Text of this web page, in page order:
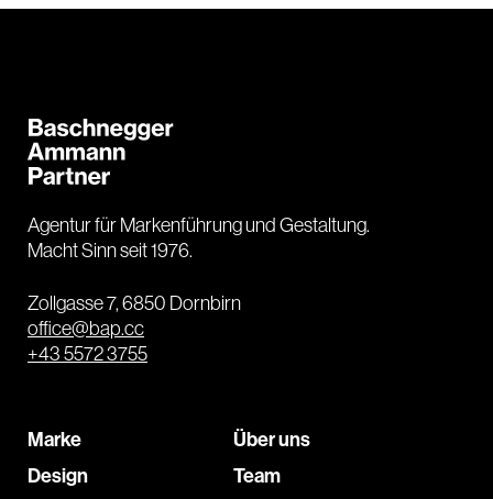
Agentur für Markenführung und Gestaltung.
Macht Sinn seit 1976.
Zollgasse 7, 6850 Dornbirn
office@bap.cc
+43 5572 3755
Marke
Design
Über uns
Team